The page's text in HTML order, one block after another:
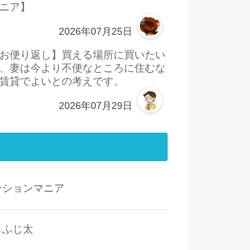
ア】
2026年07月25日
お便り返し】買える場所に買いたい
妻は今より不便なところに住むな
貸でよいとの考えです。
2026年07月29日
ションマニア
じ太